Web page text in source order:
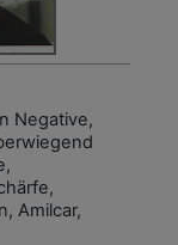
Negative,
Amilcar,